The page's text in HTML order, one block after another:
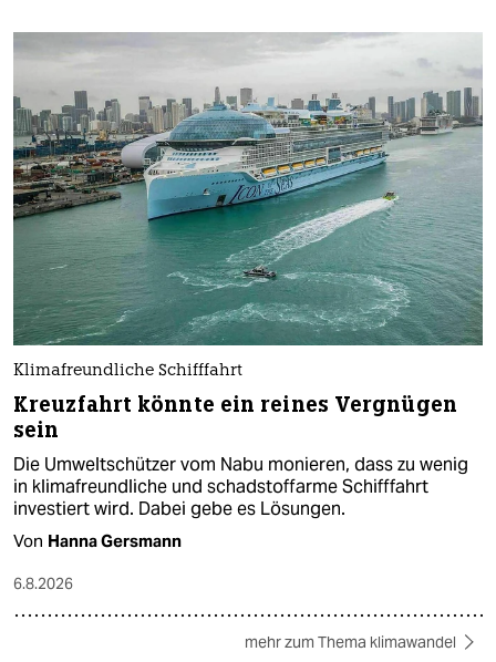
Klimafreundliche Schifffahrt
Kreuzfahrt könnte ein reines Vergnügen
sein
Die Umweltschützer vom Nabu monieren, dass zu wenig
in klimafreundliche und schadstoffarme Schifffahrt
investiert wird. Dabei gebe es Lösungen.
Von Hanna Gersmann
6.8.2026
mehr zum Thema klimawandel